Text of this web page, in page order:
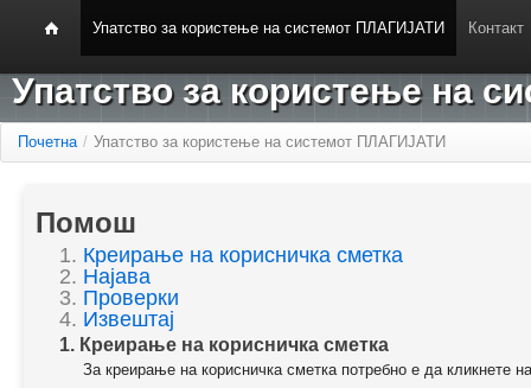
Упатство за користење на системот ПЛАГИЈАТИ Контакт
Упатство за користење на
Почетна / Упатство за користење на системот ПЛАГИЈАТИ
Помош
1. Креирање на корисничка сметка
2. Најава
3. Проверки
4. Извештај
1. Креирање на корисничка сметка
За креирање на корисничка сметка потребно е да кликнете